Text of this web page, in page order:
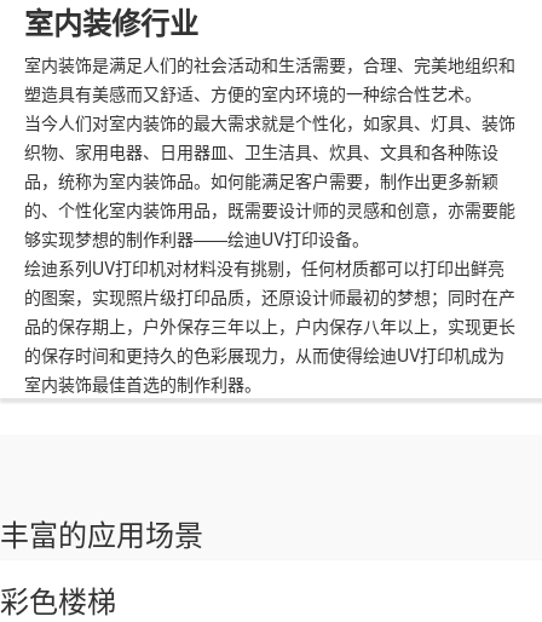
室内装修行业
室内装饰是满足人们的社会活动和生活需要，合理、完美地组织和
塑造具有美感而又舒适、方便的室内环境的一种综合性艺术。
当今人们对室内装饰的最大需求就是个性化，如家具、灯具、装饰
织物、家用电器、日用器皿、卫生洁具、炊具、文具和各种陈设
品，统称为室内装饰品。如何能满足客户需要，制作出更多新颖
的、个性化室内装饰用品，既需要设计师的灵感和创意，亦需要能
够实现梦想的制作利器——绘迪UV打印设备。
绘迪系列UV打印机对材料没有挑剔，任何材质都可以打印出鲜亮
的图案，实现照片级打印品质，还原设计师最初的梦想；同时在产
品的保存期上，户外保存三年以上，户内保存八年以上，实现更长
的保存时间和更持久的色彩展现力，从而使得绘迪UV打印机成为
室内装饰最佳首选的制作利器。
丰富的应用场景
彩色楼梯